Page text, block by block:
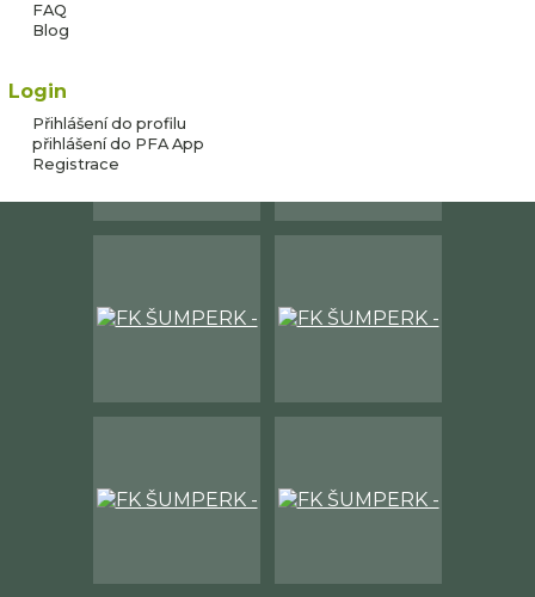
FAQ
Blog
Login
Přihlášení do profilu
přihlášení do PFA App
Registrace